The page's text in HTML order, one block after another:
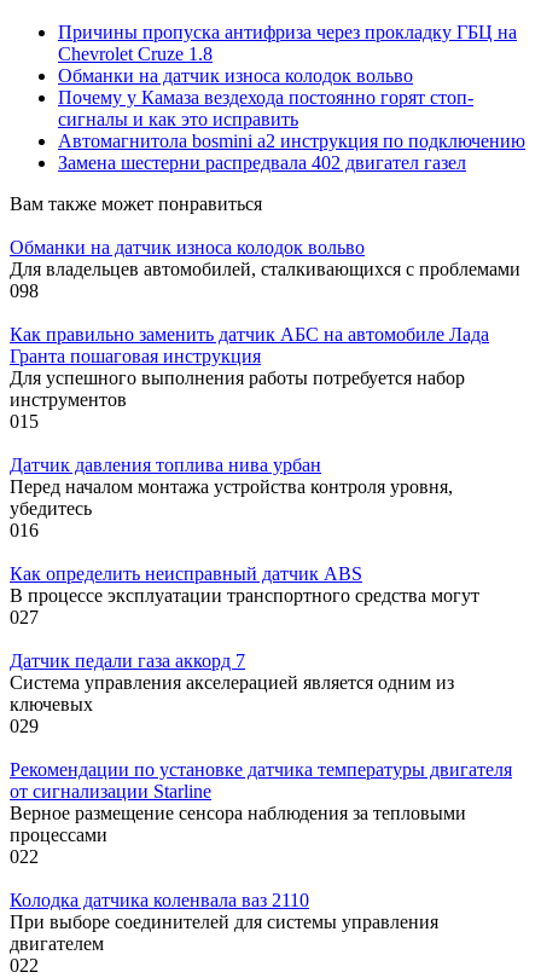
Причины пропуска антифриза через прокладку ГБЦ на
Chevrolet Cruze 1.8
Обманки на датчик износа колодок вольво
Почему у Камаза вездехода постоянно горят стоп-
сигналы и как это исправить
Автомагнитола bosmini а2 инструкция по подключению
Замена шестерни распредвала 402 двигател газел
Вам также может понравиться
Обманки на датчик износа колодок вольво
Для владельцев автомобилей, сталкивающихся с проблемами
098
Как правильно заменить датчик АБС на автомобиле Лада
Гранта пошаговая инструкция
Для успешного выполнения работы потребуется набор
инструментов
015
Датчик давления топлива нива урбан
Перед началом монтажа устройства контроля уровня,
убедитесь
016
Как определить неисправный датчик ABS
В процессе эксплуатации транспортного средства могут
027
Датчик педали газа аккорд 7
Система управления акселерацией является одним из
ключевых
029
Рекомендации по установке датчика температуры двигателя
от сигнализации Starline
Верное размещение сенсора наблюдения за тепловыми
процессами
022
Колодка датчика коленвала ваз 2110
При выборе соединителей для системы управления
двигателем
022